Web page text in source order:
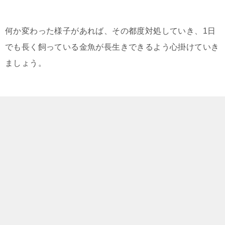
何か変わった様子があれば、その都度対処していき、1日
でも長く飼っている金魚が長生きできるよう心掛けていき
ましょう。